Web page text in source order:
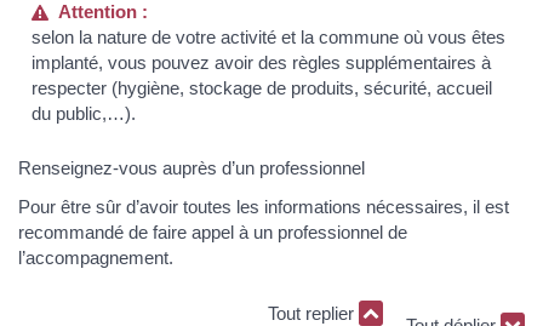
Attention :
selon la nature de votre activité et la commune où vous êtes
implanté, vous pouvez avoir des règles supplémentaires à
respecter (hygiène, stockage de produits, sécurité, accueil
du public,…).
Renseignez-vous auprès d’un professionnel
Pour être sûr d’avoir toutes les informations nécessaires, il est
recommandé de faire appel à un professionnel de
l’accompagnement.
Tout replier Tout déplier